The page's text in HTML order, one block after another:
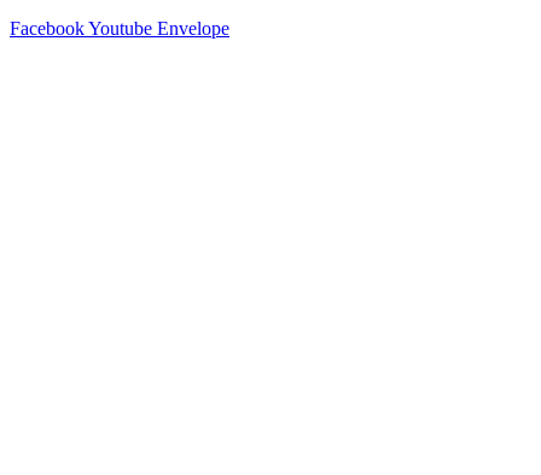
FacebookYoutube Envelope